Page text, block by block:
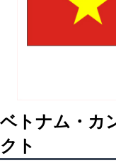
ベトナム・カ
クト